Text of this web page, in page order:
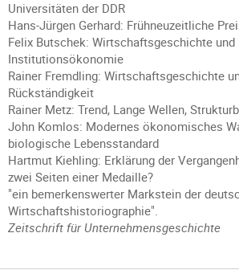
Universitäten der DDR
Hans-Jürgen Gerhard: Frühneuzeitliche
Felix Butschek: Wirtschaftsgeschichte und
Institutionsökonomie
Rainer Fremdling: Wirtschaftsgeschichte
Rückständigkeit
Rainer Metz: Trend, Lange Wellen,
John Komlos: Modernes ökonomisches
biologische Lebensstandard
Hartmut Kiehling: Erklärung der
zwei Seiten einer Medaille?
"ein bemerkenswerter Markstein der
Wirtschaftshistoriographie".
Zeitschrift für Unternehmensgeschichte